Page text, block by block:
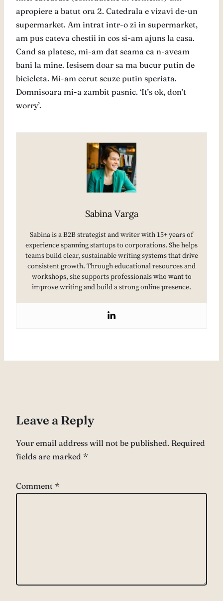
apropiere a batut ora 2. Catedrala e vizavi de-un
supermarket. Am intrat intr-o zi in supermarket,
am pus cateva chestii in cos si-am ajuns la casa.
Cand sa platesc, mi-am dat seama ca n-aveam
bani la mine. Iesisem doar sa ma bucur putin de
bicicleta. Mi-am cerut scuze putin speriata.
Domnisoara mi-a zambit pasnic. ‘It’s ok, don’t
worry’.
Sabina Varga
Sabina is a B2B strategist and writer with 15+ years of
experience spanning startups to corporations. She helps
teams build clear, sustainable writing systems that drive
consistent growth. Through educational resources and
workshops, she supports professionals who want to
improve writing and build a strong online presence.
Leave a Reply
Your email address will not be published. Required
fields are marked *
Comment *